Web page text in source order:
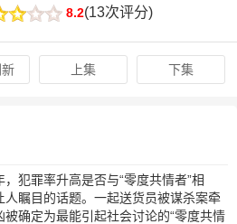
8.2(13次评分)
上集 下集
罪率升高是否与“零度共情者”相
瞩目的话题。一起送货员被谋杀案牵
确定为最能引起社会讨论的“零度共情